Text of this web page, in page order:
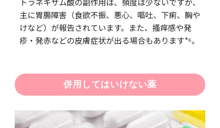
主に胃腸障害（食欲不振、悪心、嘔吐、下痢、胸や
けなど）が報告されています。また、搔痒感や発
疹・発赤などの皮膚症状が出る場合もあります*⁶。
併用してはいけない薬